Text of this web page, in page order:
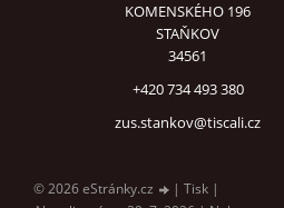
KOMENSKÉHO 196
STAŇKOV
34561
+420 734 493 380
zus.stankov@tiscali.cz
© 2026 eStránky.cz | Tisk |